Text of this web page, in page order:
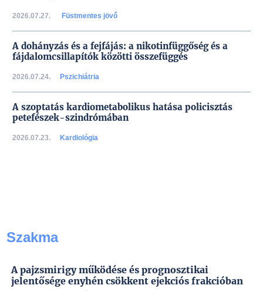
2026.07.27. Füstmentes jövő
A dohányzás és a fejfájás: a nikotinfüggőség és a
fájdalomcsillapítók közötti összefüggés
2026.07.24. Pszichiátria
A szoptatás kardiometabolikus hatása policisztás
petefészek-szindrómában
2026.07.23. Kardiológia
Szakma
A pajzsmirigy működése és prognosztikai
jelentősége enyhén csökkent ejekciós frakcióban